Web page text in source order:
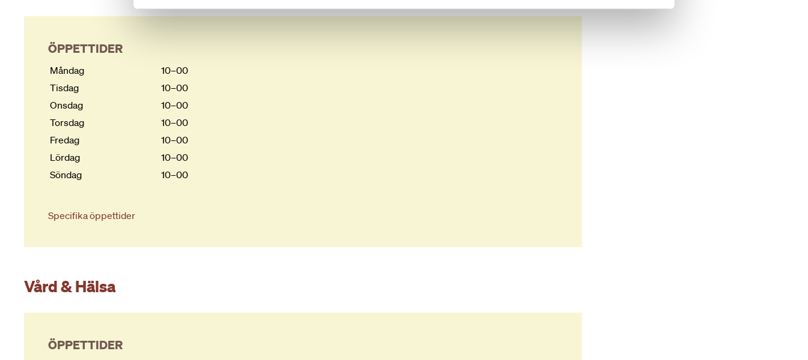
ÖPPETTIDER
Måndag
10–00
Tisdag
10–00
Onsdag
10–00
Torsdag
10–00
Fredag
10–00
Lördag
10–00
Söndag
10–00
Specifika öppettider
Vård & Hälsa
ÖPPETTIDER